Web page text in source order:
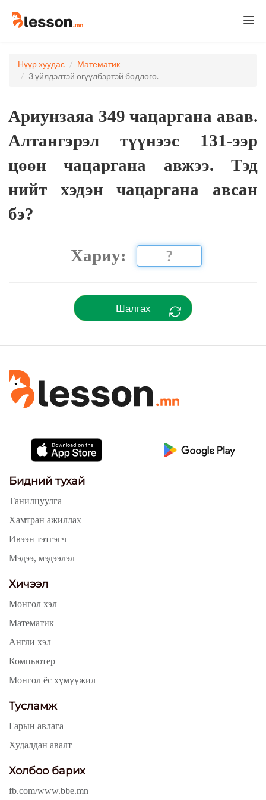
Нүүр хуудас
Математик
3 үйлдэлтэй өгүүлбэртэй бодлого.
Ариунзаяа 349 чацаргана авав.
Алтангэрэл түүнээс 131-ээр
цөөн чацаргана авжээ. Тэд
нийт хэдэн чацаргана авсан
бэ?
Хариу:
Шалгах
Бидний тухай
Танилцуулга
Хамтран ажиллах
Ивээн тэтгэгч
Мэдээ, мэдээлэл
Хичээл
Монгол хэл
Математик
Англи хэл
Компьютер
Монгол ёс хүмүүжил
Тусламж
Гарын авлага
Худалдан авалт
Холбоо барих
fb.com/www.bbe.mn